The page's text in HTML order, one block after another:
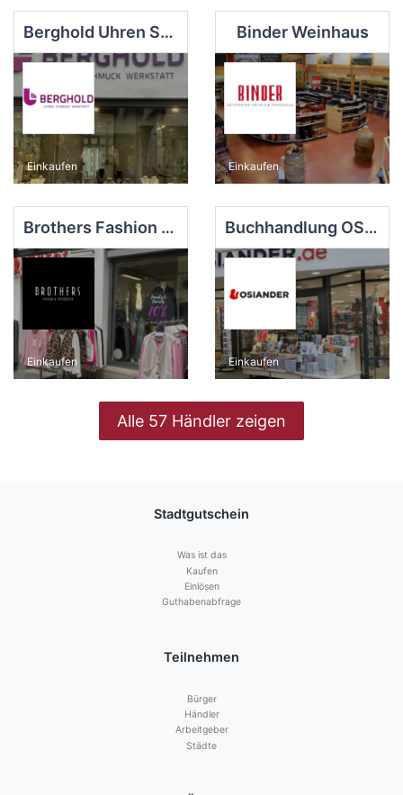
Berghold Uhren Schmuck Werkstatt
Einkaufen
Binder Weinhaus
Einkaufen
Brothers Fashion & Sportswear
Einkaufen
Buchhandlung OSIANDER Schorndorf
Einkaufen
Alle 57 Händler zeigen
Stadtgutschein
Was ist das
Kaufen
Einlösen
Guthabenabfrage
Teilnehmen
Bürger
Händler
Arbeitgeber
Städte